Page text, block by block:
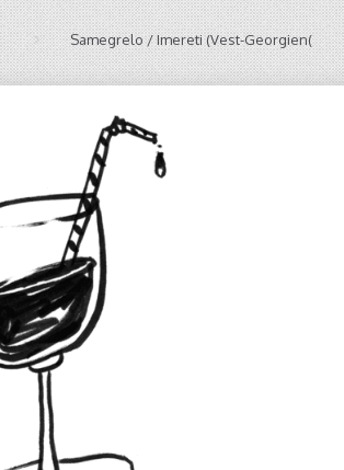
Samegrelo / Imereti (Vest-Georgien(